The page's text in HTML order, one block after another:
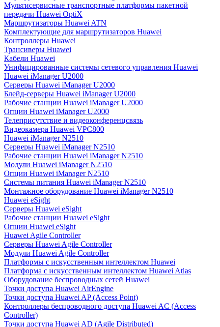
Мультисервисные транспортные платформы пакетной
передачи Huawei OptiX
Маршрутизаторы Huawei ATN
Комплектующие для маршрутизаторов Huawei
Контроллеры Huawei
Трансиверы Huawei
Кабели Huawei
Унифицированные системы сетевого управления Huawei
Huawei iManager U2000
Серверы Huawei iManager U2000
Блейд-серверы Huawei iManager U2000
Рабочие станции Huawei iManager U2000
Опции Huawei iManager U2000
Телеприсутствие и видеоконференцсвязь
Видеокамера Huawei VPC800
Huawei iManager N2510
Серверы Huawei iManager N2510
Рабочие станции Huawei iManager N2510
Модули Huawei iManager N2510
Опции Huawei iManager N2510
Системы питания Huawei iManager N2510
Монтажное оборудование Huawei iManager N2510
Huawei eSight
Серверы Huawei eSight
Рабочие станции Huawei eSight
Опции Huawei eSight
Huawei Agile Controller
Серверы Huawei Agile Controller
Модули Huawei Agile Controller
Платформы с искусственным интеллектом Huawei
Платформа с искусственным интеллектом Huawei Atlas
Оборудование беспроводных сетей Huawei
Точки доступа Huawei AirEngine
Точки доступа Huawei AP (Access Point)
Контроллеры беспроводного доступа Huawei AC (Access
Controller)
Точки доступа Huawei AD (Agile Distributed)